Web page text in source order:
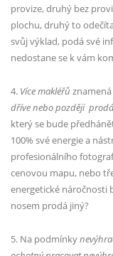
provize, druhý bez
plochu, druhý to
svůj výklad, podá své
nedostane se k vám
4. Více makléřů
dříve nebo později prodá
který se bude
100% své energie a
profesionálního
cenovou mapu, nebo
energetické náročnosti
nosem prodá jiný?
5. Na podmínky